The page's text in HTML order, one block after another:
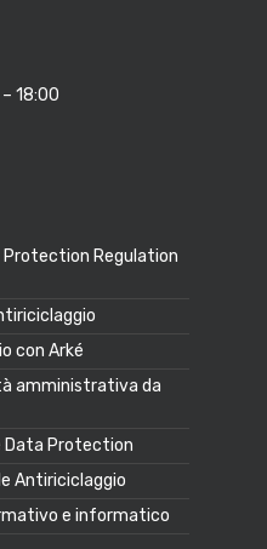
18:00
Protection Regulation
con Arké
amministrativa da
Data Protection
Antiriciclaggio
e informatico